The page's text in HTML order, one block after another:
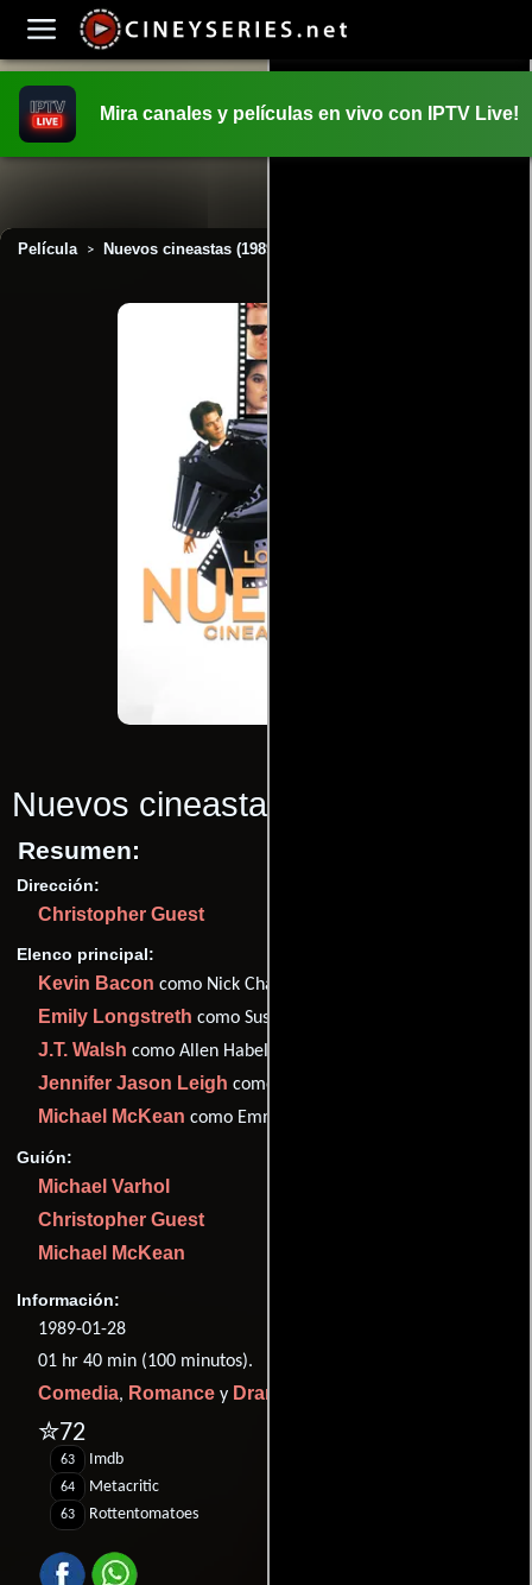
Mira canales y películas en vivo con IPTV Live!
Película > Nuevos cineastas (1989)
Nuevos cineastas
Resumen:
Dirección:
Christopher Guest
Elenco principal:
Kevin Bacon como Nick Chapman
Emily Longstreth como Susan Rawlings
J.T. Walsh como Allen Habel
Jennifer Jason Leigh como Lydia Johnson
Michael McKean como Emmet Sumner
Guión:
Michael Varhol
Christopher Guest
Michael McKean
Información:
1989-01-28
01 hr 40 min (100 minutos).
Comedia, Romance y Drama
✮72
63 Imdb
64 Metacritic
63 Rottentomatoes